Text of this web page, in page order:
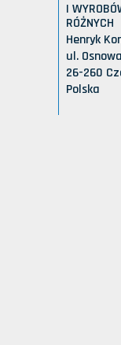
I
RÓŻNYCH
Henryk
ul.
26-260
Polska